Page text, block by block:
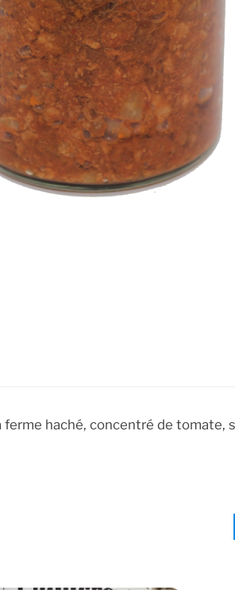
haché, concentré de tomate,